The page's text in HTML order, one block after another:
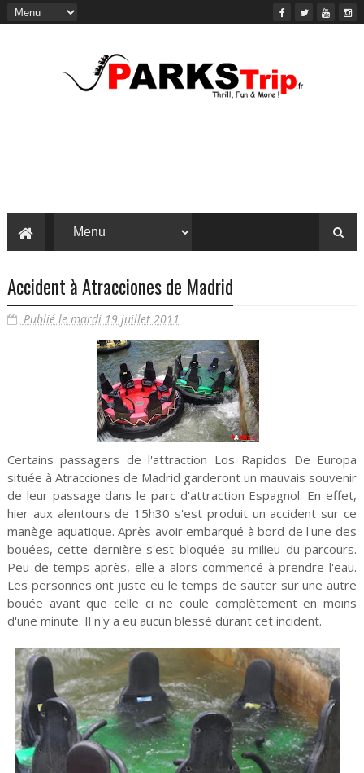
Accident à Atracciones de Madrid
Publié le mardi 19 juillet 2011
Certains passagers de l'attraction Los Rapidos De Europa
située à Atracciones de Madrid garderont un mauvais souvenir
de leur passage dans le parc d'attraction Espagnol. En effet,
hier aux alentours de 15h30 s'est produit un accident sur ce
manège aquatique. Après avoir embarqué à bord de l'une des
bouées, cette dernière s'est bloquée au milieu du parcours.
Peu de temps après, elle a alors commencé à prendre l'eau.
Les personnes ont juste eu le temps de sauter sur une autre
bouée avant que celle ci ne coule complètement en moins
d'une minute. Il n'y a eu aucun blessé durant cet incident.